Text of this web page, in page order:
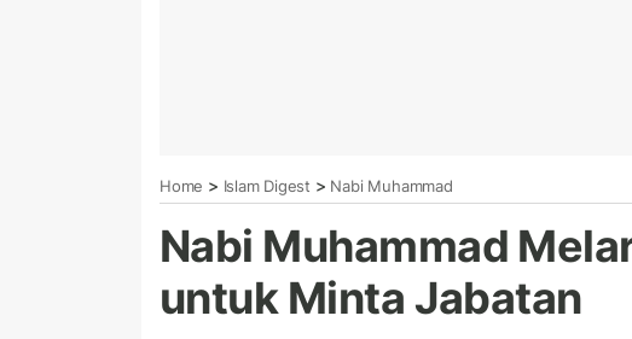
Home > Islam Digest > Nabi Muhammad
Nabi Muhammad
untuk Minta Jabatan